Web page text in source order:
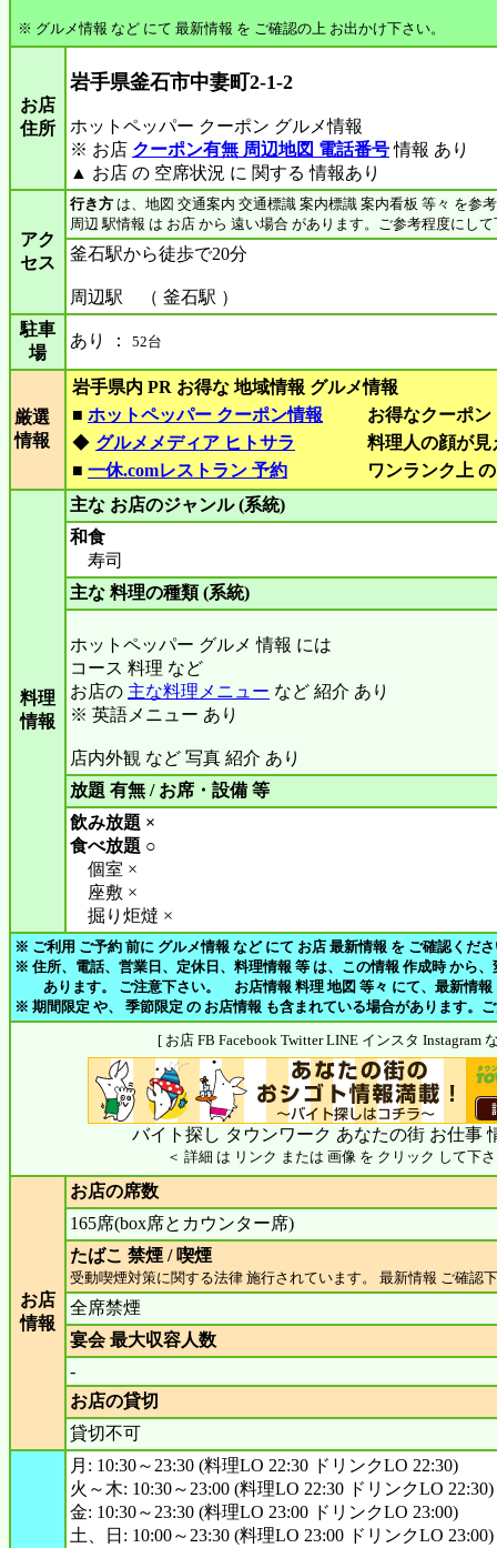
※ グルメ情報 など にて 最新情報 を ご確認の上 お出かけ下さい。
お店
住所
岩手県釜石市中妻町2-1-2
ホットペッパー クーポン グルメ情報
※ お店 クーポン有無 周辺地図 電話番号情報 あり
▲ お店 の 空席状況 に 関する 情報あり
アク
セス
行き方 は、地図 交通案内 交通標識 案内標識 案内看板 等々 を参
周辺 駅情報 は お店 から 遠い場合 があります。ご参考程度にし
釜石駅から徒歩で20分
周辺駅 （ 釜石駅 ）
駐車
場
あり ： 52台
厳選
情報
岩手県内 PR お得な 地域情報 グルメ情報
■ ホットペッパー クーポン情報
お得なクーポ
◆ グルメメディア ヒトサラ
料理人の顔が
■ 一休.comレストラン 予約 ワンランク上
料理
情報
主な お店のジャンル (系統)
和食
寿司
主な 料理の種類 (系統)
ホットペッパー グルメ 情報 には
コース 料理 など
お店の 主な料理メニュー など 紹介 あり
※ 英語メニュー あり
店内外観 など 写真 紹介 あり
放題 有無 / お席・設備 等
飲み放題 ×
食べ放題 ○
個室 ×
座敷 ×
掘り炬燵 ×
※ ご利用 ご予約 前に グルメ情報 など にて お店 最新情報 を ご確認くだ
※ 住所、電話、営業日、定休日、料理情報 等 は、この情報 作成時 から
あります。 ご注意下さい。 お店情報 料理 地図 等々 にて、最新情報
※ 期間限定 や、 季節限定 の お店情報 も含まれている場合があります。
[ お店 FB Facebook Twitter LINE インスタ Instagram
バイト探し タウンワーク あなたの街 お仕事
＜ 詳細 は リンク または 画像 を クリック して下
お店
情報
お店の席数
165席(box席とカウンター席)
たばこ 禁煙 / 喫煙
受動喫煙対策に関する法律 施行されています。 最新情報 ご確認
全席禁煙
宴会 最大収容人数
-
お店の貸切
貸切不可
月: 10:30～23:30 (料理LO 22:30 ドリンクLO 22:30)
火～木: 10:30～23:00 (料理LO 22:30 ドリンクLO 22:30)
金: 10:30～23:30 (料理LO 23:00 ドリンクLO 23:00)
土、日: 10:00～23:30 (料理LO 23:00 ドリンクLO 23:00)